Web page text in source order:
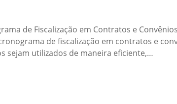
de Fiscalização em Contratos e
de fiscalização em contratos e
sejam utilizados de maneira eficiente,…